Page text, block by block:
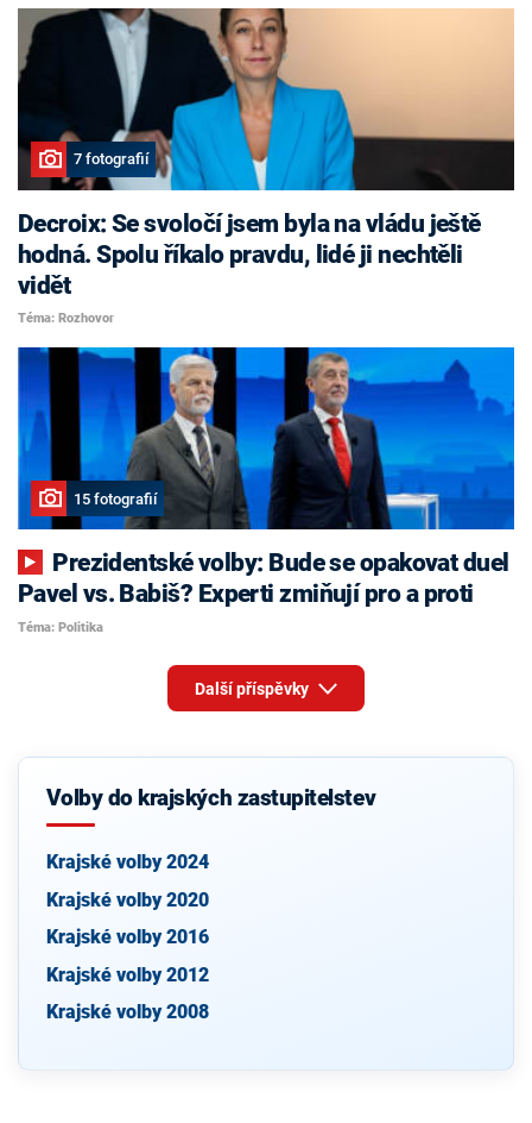
7 fotografií
Decroix: Se svoločí jsem byla na vládu ještě
hodná. Spolu říkalo pravdu, lidé ji nechtěli
vidět
Téma: Rozhovor
15 fotografií
Pavel vs. Babiš? Experti zmiňují pro a proti
Téma: Politika
Další příspěvky
Volby do krajských zastupitelstev
Krajské volby 2024
Krajské volby 2020
Krajské volby 2016
Krajské volby 2012
Krajské volby 2008